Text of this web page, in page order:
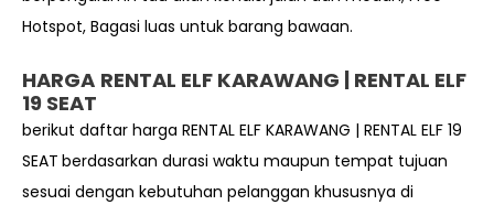
Hotspot, Bagasi luas untuk barang bawaan.
HARGA RENTAL ELF KARAWANG | RENTAL ELF
19 SEAT
berikut daftar harga RENTAL ELF KARAWANG | RENTAL ELF 19
SEAT berdasarkan durasi waktu maupun tempat tujuan
sesuai dengan kebutuhan pelanggan khususnya di